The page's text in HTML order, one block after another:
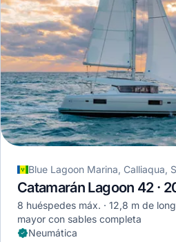
Catamarán Lagoon 42 ·
8 huéspedes máx. 12,8 m de
mayor con sables completa
Neumática